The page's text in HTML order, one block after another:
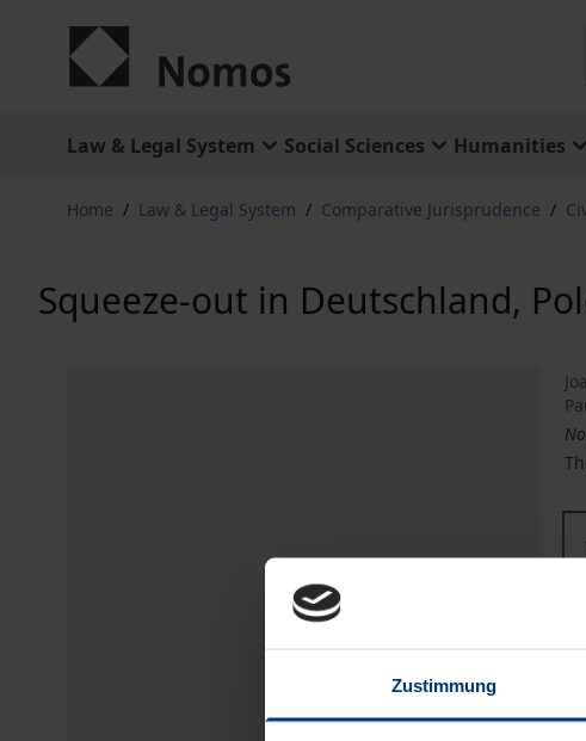
Zustimmung
Law & Legal System Social Sciences Humanities
Home / Law & Legal System / Comparative Jurisprudence /
Squeeze-out in Deutschland,